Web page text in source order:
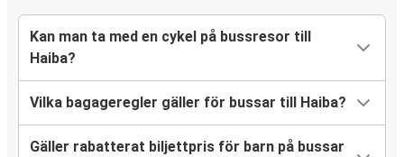
Kan man ta med en cykel på bussresor till
Haiba?
Vilka bagageregler gäller för bussar till Haiba?
Gäller rabatterat biljettpris för barn på bussar